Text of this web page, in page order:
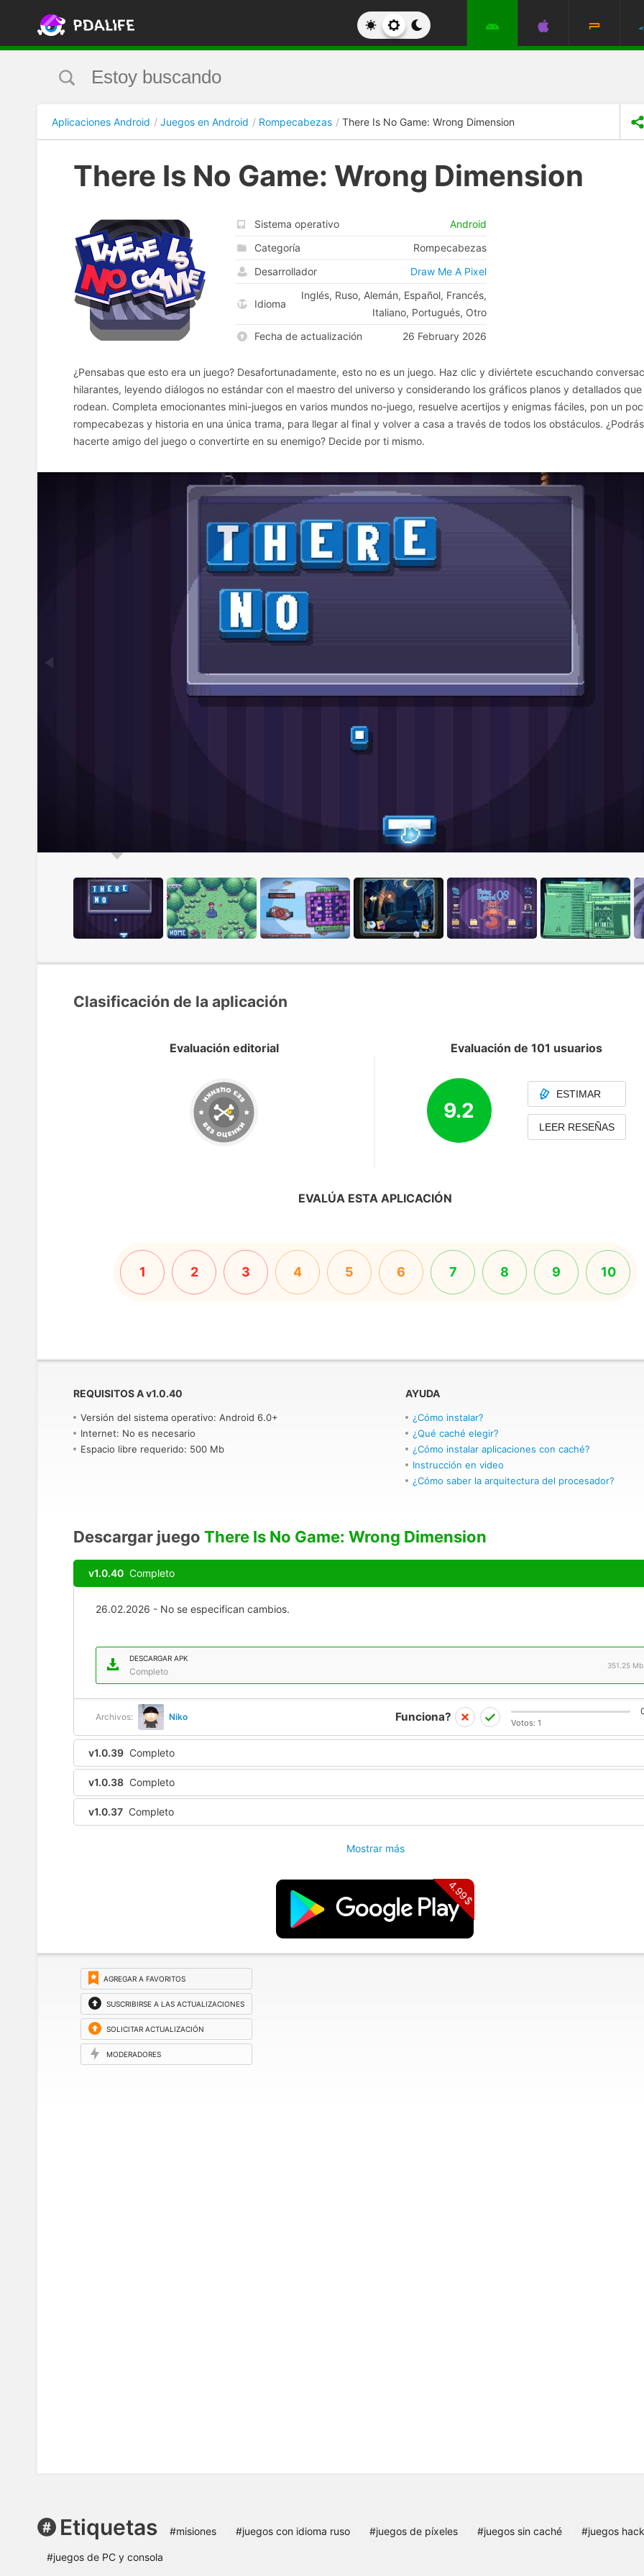
Aplicaciones Android Juegos en Android Rompecabezas There Is No Game: Wrong Dimension
There Is No Game: Wrong Dimension
Sistema operativo
Android
Categoría
Rompecabezas
Desarrollador
Draw Me A Pixel
Idioma
Inglés, Ruso, Alemán, Español, Francés,
Italiano, Portugués, Otro
Fecha de actualización
26 February 2026
¿Pensabas que esto era un juego? Desafortunadamente, esto no es un juego. Haz clic y diviértete escuchando
hilarantes, leyendo diálogos no estándar con el maestro del universo y considerando los gráficos planos y detallados
rodean. Completa emocionantes mini-juegos en varios mundos no-juego, resuelve acertijos y enigmas fáciles, pon un
rompecabezas y historia en una única trama, para llegar al final y volver a casa a través de todos los obstáculos. ¿Podrás
hacerte amigo del juego o convertirte en su enemigo? Decide por ti mismo.
Clasificación de la aplicación
Evaluación editorial Evaluación de 101 usuarios
9.2
ESTIMAR
LEER RESEÑAS
EVALÚA ESTA APLICACIÓN
1 2 3 4 5 6 7 8 9 10
REQUISITOS Av1.0.40
Versión del sistema operativo: Android 6.0+
Internet: No es necesario
Espacio libre requerido: 500 Mb
AYUDA
¿Cómo instalar?
¿Qué caché elegir?
¿Cómo instalar aplicaciones con caché?
Instrucción en video
¿Cómo saber la arquitectura del procesador?
Descargar juego There Is No Game: Wrong Dimension
v1.0.40 Completo
26.02.2026 - No se especifican cambios.
DESCARGAR APK
Completo
351.25 Mb
Archivos: Niko Funciona? Votos: 1
v1.0.39 Completo
v1.0.38 Completo
v1.0.37 Completo
Mostrar más
4.99$
AGREGAR A FAVORITOS
SUSCRIBIRSE A LAS ACTUALIZACIONES
SOLICITAR ACTUALIZACIÓN
MODERADORES
Etiquetas #misiones #juegos con idioma ruso #juegos de píxeles #juegos sin caché #juegos
#juegos de PC y consola